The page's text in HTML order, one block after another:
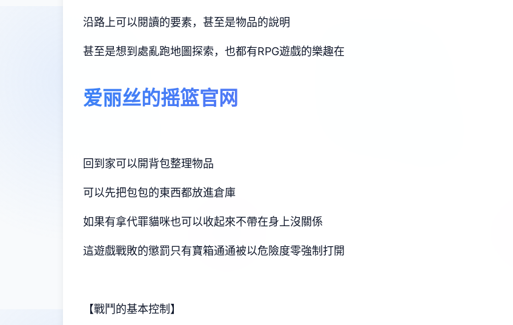
沿路上可以閱讀的要素，甚至是物品的說明
甚至是想到處亂跑地圖探索，也都有RPG遊戲的樂趣在
爱丽丝的摇篮官网
回到家可以開背包整理物品
可以先把包包的東西都放進倉庫
如果有拿代罪貓咪也可以收起來不帶在身上沒關係
這遊戲戰敗的懲罰只有寶箱通通被以危險度零強制打開
【戰鬥的基本控制】